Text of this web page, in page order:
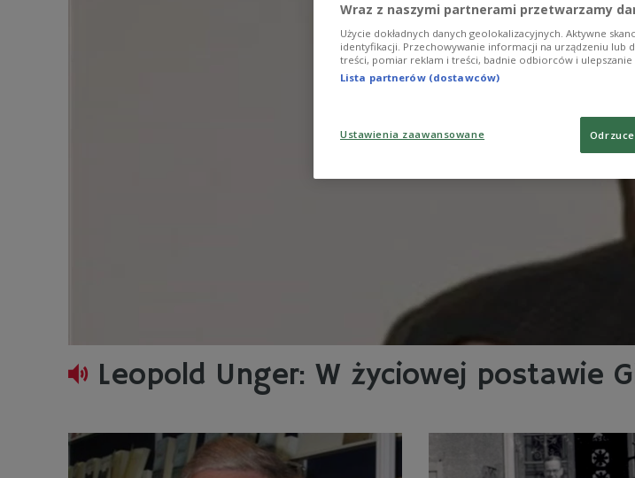
Leopold Unger: W życiowej postawie
Wraz z naszymi partnerami przetwarzamy
Użycie dokładnych danych geolokalizacyjnych. Aktywne
identyfikacji. Przechowywanie informacji na urządzeniu lub
treści, pomiar reklam i treści, badnie odbiorców i ulepszanie
Lista partnerów (dostawców)
Ustawienia zaawansowane